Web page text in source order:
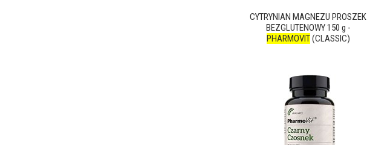
CYTRYNIAN MAGNEZU PROSZEK
BEZGLUTENOWY 150 g -
PHARMOVIT(CLASSIC)